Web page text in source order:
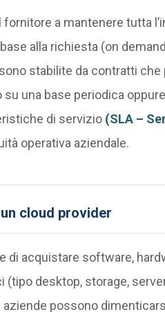
fornitore a mantenere tutta
alla richiesta (on
stabilite da contratti che
una base periodica
di servizio (SLA –
operativa aziendale.
cloud provider
di acquistare software,
desktop, storage,
aziende possono